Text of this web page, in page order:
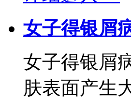
女子得银屑
女子得银屑
肤表面产生